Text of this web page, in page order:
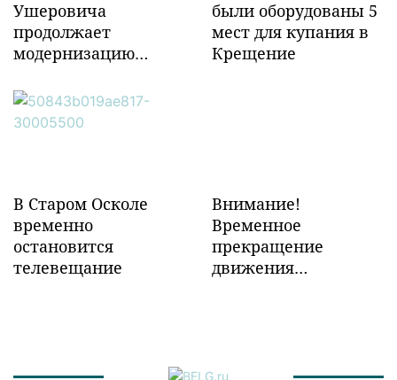
Ушеровича
продолжает
модернизацию
инфраструктуры в
Забайкалье
были оборудованы 5
мест для купания в
Крещение
В Старом Осколе
временно
остановится
телевещание
Внимание!
Временное
прекращение
движения